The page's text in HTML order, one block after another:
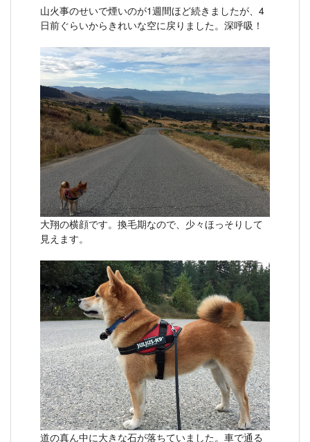
山火事のせいで煙いのが1週間ほど続きましたが、4
日前ぐらいからきれいな空に戻りました。深呼吸！
大翔の横顔です。換毛期なので、少々ほっそりして
見えます。
道の真ん中に大きな石が落ちていました。車で通る